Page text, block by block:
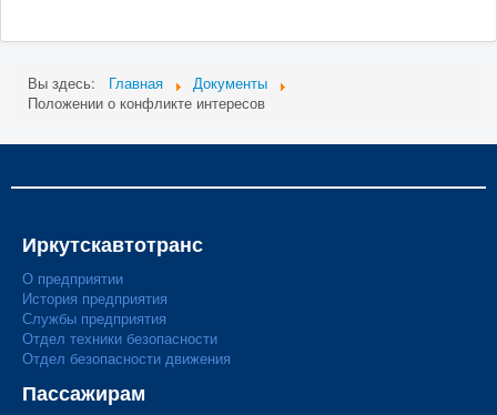
Вы здесь: Главная
Документы
Положении о конфликте интересов
Иркутскавтотранс
О предприятии
История предприятия
Службы предприятия
Отдел техники безопасности
Отдел безопасности движения
Пассажирам